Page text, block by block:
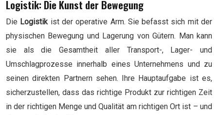
Logistik: Die Kunst der Bewegung
Die Logistikist der operative Arm. Sie befasst sich mit der
physischen Bewegung und Lagerung von Gütern. Man kann
sie als die Gesamtheit aller Transport-, Lager- und
Umschlagprozesse innerhalb eines Unternehmens und zu
seinen direkten Partnern sehen. Ihre Hauptaufgabe ist es,
sicherzustellen, dass das richtige Produkt zur richtigen Zeit
in der richtigen Menge und Qualität am richtigen Ort ist – und